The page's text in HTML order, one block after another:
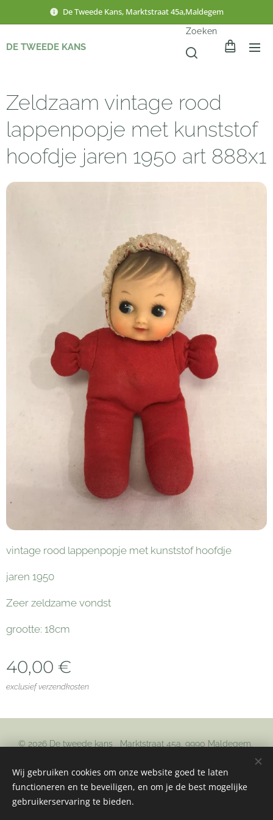
De Tweede Kans, Marktstraat 45a,Maldegem
DE TWEEDE KANS
Zoeken
Zeldzaam vintage rood
lappenpopje met kunststof
hoofdje jaren 1950 art 888x1
vintage rood lappenpopje met kunststof hoofdje
jaren 1950
Zeer zeldzame vondst
grootte: 18cm
40,00 €
exclusief verzendkosten
© 2026 De tweede kans Marktstraat 45a, 9990 Maldegem,
Wij gebruiken cookies om onze website goed te laten
functioneren en te beveiligen, en om je de best mogelijke
gebruikerservaring te bieden.